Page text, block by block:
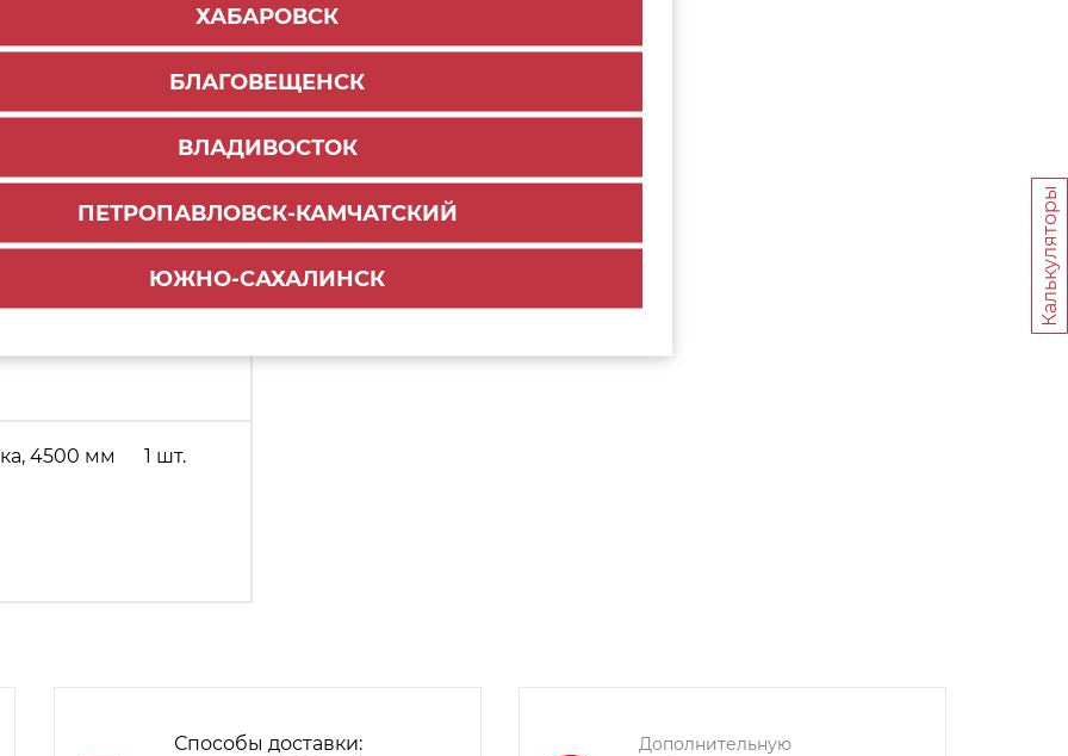
ХАБАРОВСК
БЛАГОВЕЩЕНСК
ВЛАДИВОСТОК
ПЕТРОПАВЛОВСК-КАМЧАТСКИЙ
ЮЖНО-САХАЛИНСК
4500 мм 1 шт.
4500 мм 1 шт.
4500 мм 1 шт.
Способы доставки:
Дополнительную
Калькуляторы